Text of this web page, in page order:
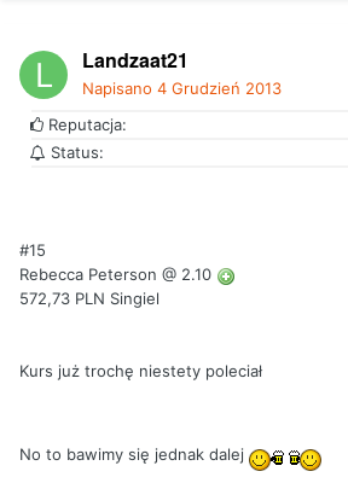
Landzaat21
Napisano 4 Grudzień 2013
Reputacja:
Status:
#15
Rebecca Peterson @ 2.10
572,73 PLN Singiel
Kurs już trochę niestety poleciał
No to bawimy się jednak dalej